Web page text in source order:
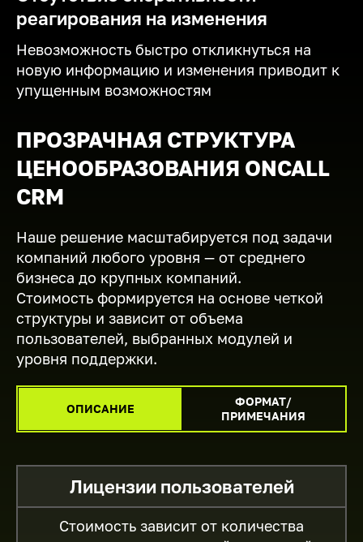
реагирования на изменения
Невозможность быстро откликнуться на
новую информацию и изменения приводит к
упущенным возможностям
ПРОЗРАЧНАЯ СТРУКТУРА
ЦЕНООБРАЗОВАНИЯ ONCALL
CRM
Наше решение масштабируется под задачи
компаний любого уровня — от среднего
бизнеса до крупных компаний.
Стоимость формируется на основе четкой
структуры и зависит от объема
пользователей, выбранных модулей и
уровня поддержки.
ОПИСАНИЕ
ФОРМАТ/
ПРИМЕЧАНИЯ
Лицензии пользователей
Стоимость зависит от количества